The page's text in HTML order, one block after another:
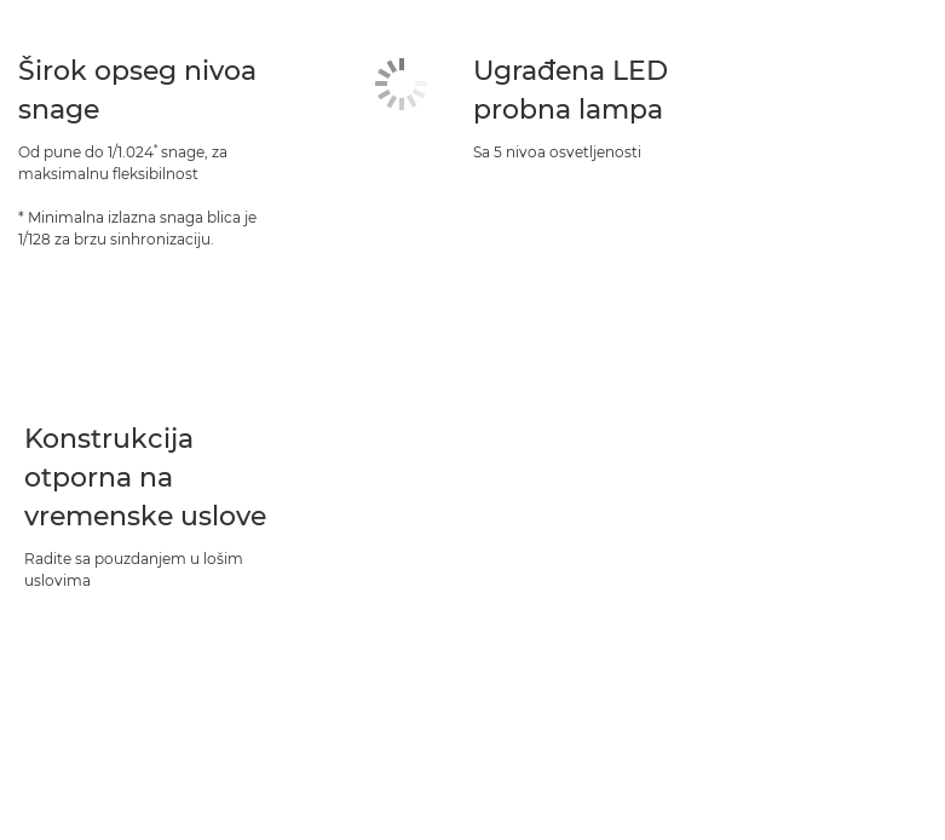
Širok opseg nivoa
snage
Od pune do 1/1.024*snage, za
maksimalnu fleksibilnost
* Minimalna izlazna snaga blica je
1/128 za brzu sinhronizaciju.
Ugrađena LED
probna lampa
Sa 5 nivoa osvetljenosti
Konstrukcija
otporna na
vremenske uslove
Radite sa pouzdanjem u lošim
uslovima